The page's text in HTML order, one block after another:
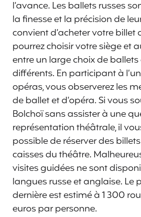
l’avance. Les ballets russes
la finesse et la précision de
convient d’acheter votre billet
pourrez choisir votre siège et
entre un large choix de
différents. En participant à
opéras, vous observerez les
de ballet et d’opéra. Si vous
Bolchoï sans assister à une
représentation théâtrale, il
possible de réserver des
caisses du théâtre.
visites guidées ne sont
langues russe et anglaise. Le
dernière est estimé à 1 300
euros par personne.